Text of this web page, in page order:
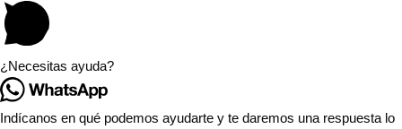
¿Necesitas ayuda?
Indícanos en qué podemos ayudarte y te daremos una respuesta lo